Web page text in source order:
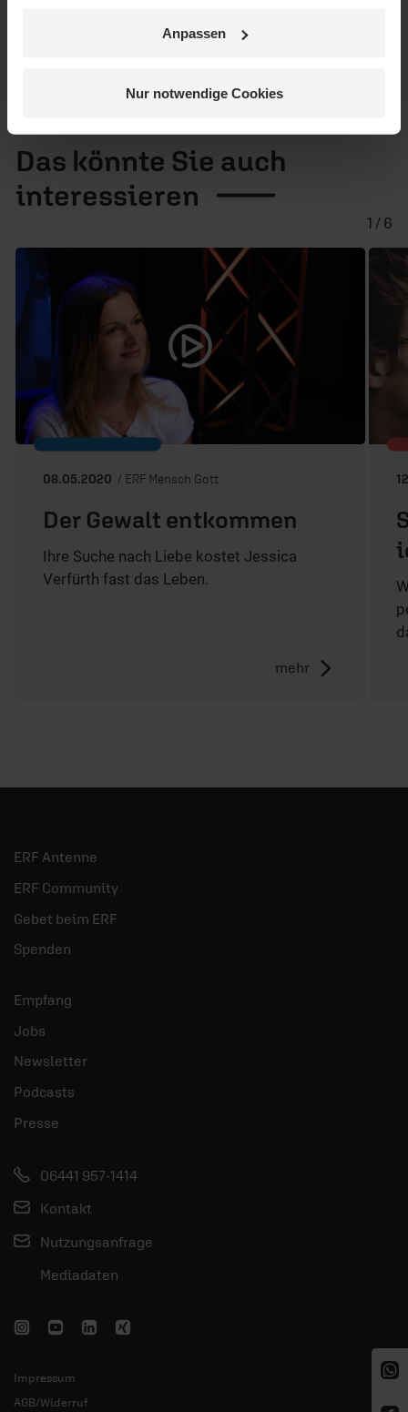
Anpassen
Nur notwendige Cookies
Das könnte Sie auch
interessieren
08.05.2020 / ERF Mensch Gott
Der Gewalt entkommen
Ihre Suche nach Liebe kostet Jessica
Verfürth fast das Leben.
mehr
1 / 6
ERF Antenne
ERF Community
Gebet beim ERF
Spenden
Empfang
Jobs
Newsletter
Podcasts
Presse
06441 957-1414
Kontakt
Nutzungsanfrage
Mediadaten
Impressum
AGB/Widerruf